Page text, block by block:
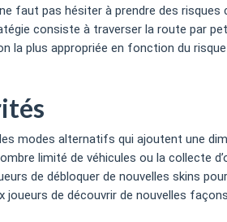
faut pas hésiter à prendre des risques
consiste à traverser la route par
la plus appropriée en fonction du
modes alternatifs qui ajoutent une
limité de véhicules ou la collecte
de débloquer de nouvelles skins
de découvrir de nouvelles façons